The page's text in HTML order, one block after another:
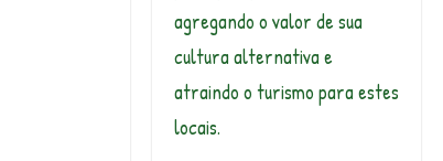
agregando o valor de sua
cultura alternativa e
atraindo o turismo para estes
locais.